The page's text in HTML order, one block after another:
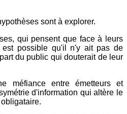
sont à explorer.
qui pensent que face à leurs
est possible qu'il n'y ait pas de
du public qui douterait de leur
méfiance entre émetteurs et
d'information qui altère le